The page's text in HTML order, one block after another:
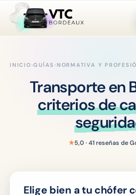
INICIO ›GUÍAS › NORMATIVA Y
Transporte en
criterios de
★5,0 · 41 reseñas de
Elige bien a tu chófer